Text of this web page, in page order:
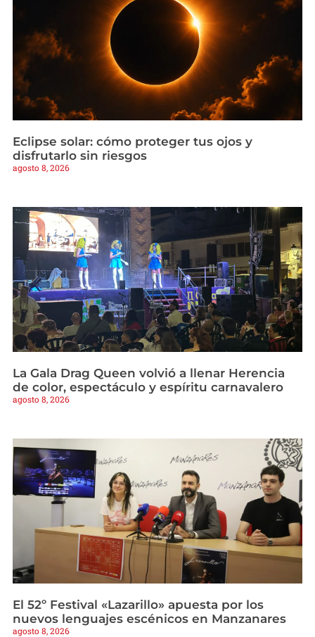
Eclipse solar: cómo proteger tus ojos y
disfrutarlo sin riesgos
agosto 8, 2026
La Gala Drag Queen volvió a llenar Herencia
de color, espectáculo y espíritu carnavalero
agosto 8, 2026
El 52º Festival «Lazarillo» apuesta por los
nuevos lenguajes escénicos en Manzanares
agosto 8, 2026